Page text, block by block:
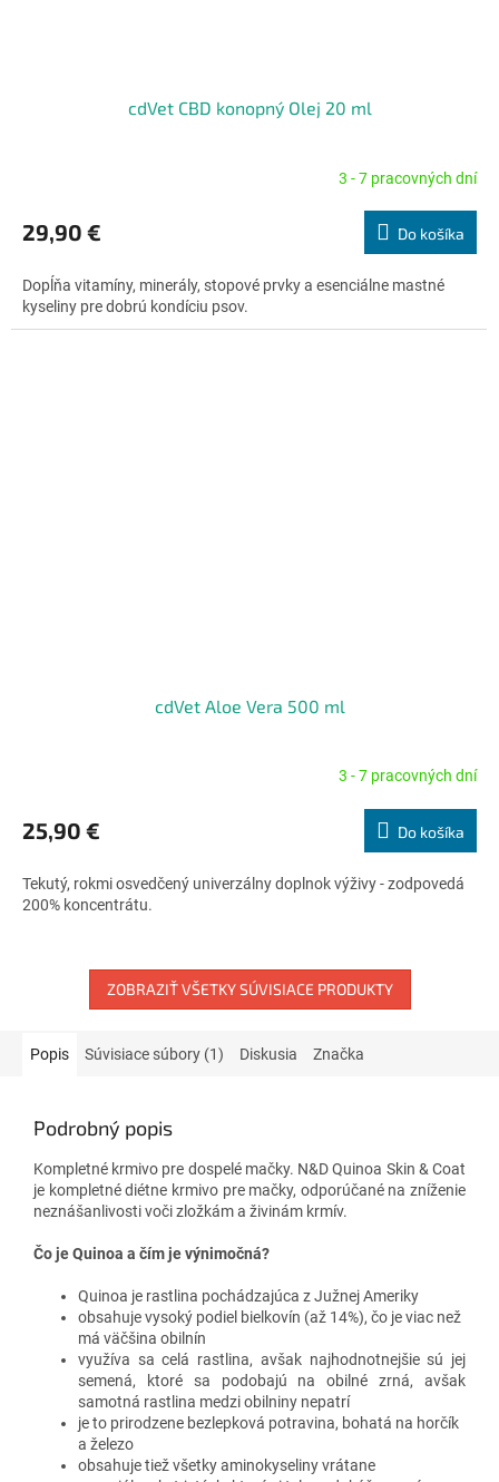
cdVet CBD konopný Olej 20 ml
produktu
je
z
5
hviezdičiek.
3 - 7 pracovných dní
29,90 € Do košíka
Dopĺňa vitamíny, minerály, stopové prvky a esenciálne mastné
kyseliny pre dobrú kondíciu psov.
cdVet Aloe Vera 500 ml
produktu
je
z
5
3 - 7 pracovných dní
25,90 € Do košíka
Tekutý, rokmi osvedčený univerzálny doplnok výživy - zodpovedá
200% koncentrátu.
ZOBRAZIŤ VŠETKY SÚVISIACE PRODUKTY
Popis Súvisiace súbory (1) Diskusia Značka
Podrobný popis
Kompletné krmivo pre dospelé mačky. N&D Quinoa Skin & Coat
je kompletné diétne krmivo pre mačky, odporúčané na zníženie
neznášanlivosti voči zložkám a živinám krmív.
Čo je Quinoa a čím je výnimočná?
Quinoa je rastlina pochádzajúca z Južnej Ameriky
obsahuje vysoký podiel bielkovín (až 14%), čo je viac než
má väčšina obilnín
využíva sa celá rastlina, avšak najhodnotnejšie sú jej
semená, ktoré sa podobajú na obilné zrná, avšak
samotná rastlina medzi obilniny nepatrí
je to prirodzene bezlepková potravina, bohatá na horčík
a železo
obsahuje tiež všetky aminokyseliny vrátane